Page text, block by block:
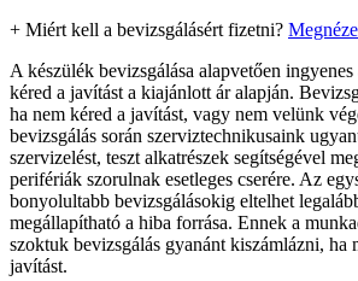
+ Miért kell a bevizsgálásért fizetni?
A készülék bevizsgálása alapvetően ingyenes
kéred a javítást a kiajánlott ár alapján.
ha nem kéred a javítást, vagy nem velünk
bevizsgálás során szerviztechnikusaink
szervizelést, teszt alkatrészek segítségével
perifériák szorulnak esetleges cserére. Az
bonyolultabb bevizsgálásokig eltelhet
megállapítható a hiba forrása. Ennek a
szoktuk bevizsgálás gyanánt kiszámlázni, ha
javítást.